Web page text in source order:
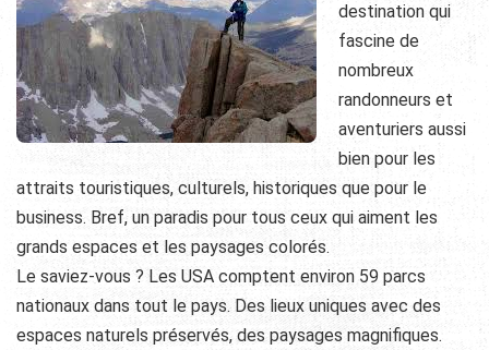
destination qui
fascine de
nombreux
randonneurs et
aventuriers aussi
bien pour les
attraits touristiques, culturels, historiques que pour le
business. Bref, un paradis pour tous ceux qui aiment les
grands espaces et les paysages colorés.
Le saviez-vous ? Les USA comptent environ 59 parcs
nationaux dans tout le pays. Des lieux uniques avec des
espaces naturels préservés, des paysages magnifiques.